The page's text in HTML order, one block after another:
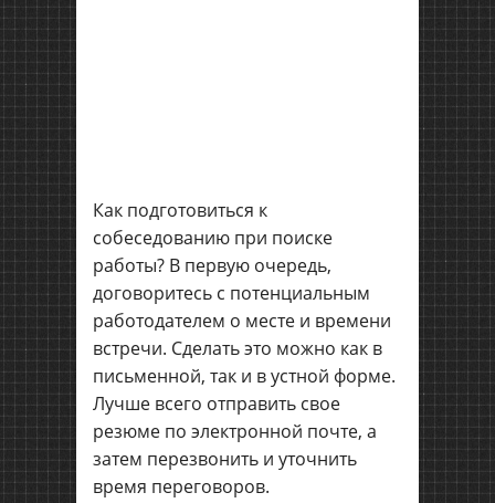
Как подготовиться к
собеседованию при поиске
работы? В первую очередь,
договоритесь с потенциальным
работодателем о месте и времени
встречи. Сделать это можно как в
письменной, так и в устной форме.
Лучше всего отправить свое
резюме по электронной почте, а
затем перезвонить и уточнить
время переговоров.